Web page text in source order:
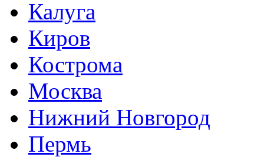
Калуга
Киров
Кострома
Москва
Нижний Новгород
Пермь